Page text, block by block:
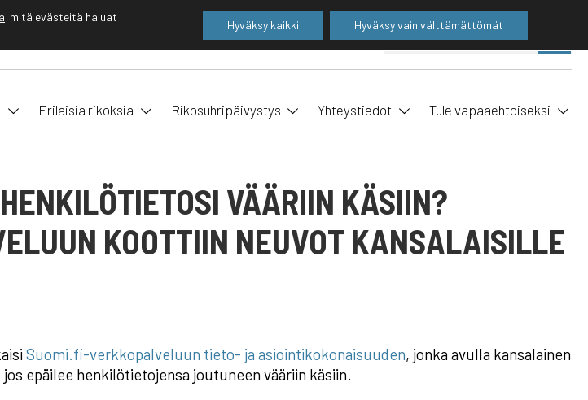
FI SE
Erilaisia rikoksia Rikosuhripäivystys Yhteystiedot Tule vapaaehtoiseksi
VÄÄRIIN KÄSIIN?
KOOTTIIN NEUVOT KANSALAISILLE
Suomi.fi-verkkopalveluun tieto- ja asiointikokonaisuuden, jonka avulla kansalainen
epäilee henkilötietojensa joutuneen vääriin käsiin.
mitä evästeitä haluat
Hyväksy kaikki Hyväksy vain välttämättömät